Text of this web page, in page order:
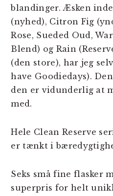
blandinger. Æsken
(nyhed), Citron Fig
Rose, Sueded Oud,
Blend) og Rain
(den store), har jeg
have Goodiedays).
den er vidunderlig at
med.
Hele Clean Reserve
er tænkt i
Seks små fine flasker
superpris for helt